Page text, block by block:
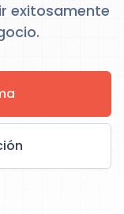
exitosamente